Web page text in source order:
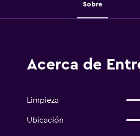
Sobre
Acerca de
Limpieza
Ubicación